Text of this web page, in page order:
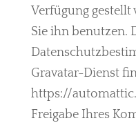
Verfügung gestellt
Sie ihn benutzen.
Gravatar-Dienst
https://
Freigabe Ihres